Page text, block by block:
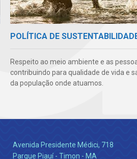
POLÍTICA DE
Respeito ao meio ambiente e as
contribuindo para qualidade de vida e
da população onde atuamos.
Avenida Presidente Médici, 718
Parque Piauí - Timon - MA